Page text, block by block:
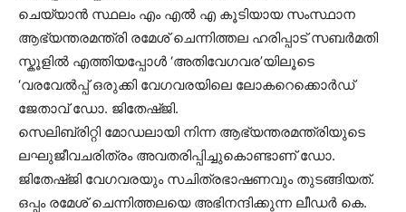
ചെയ്യാൻ സ്ഥലം എം എൽ എ കൂടിയായ സംസ്ഥാന
ആഭ്യന്തരമന്ത്രി രമേശ്‌ ചെന്നിത്തല ഹരിപ്പാട് സബർമതി
സ്കൂളിൽ എത്തിയപ്പോൾ ‘അതിവേഗവര’യിലൂടെ
‘വരവേൽപ്പ് ഒരുക്കി വേഗവരയിലെ ലോകറെക്കൊർഡ്
ജേതാവ് ഡോ. ജിതേഷ്ജി.
സെലിബ്രിറ്റി മോഡലായി നിന്ന ആഭ്യന്തരമന്ത്രിയുടെ
ലഘുജീവചരിത്രം അവതരിപ്പിച്ചുകൊണ്ടാണ് ഡോ.
ജിതേഷ്ജി വേഗവരയും സചിത്രഭാഷണവും തുടങ്ങിയത്.
ഒപ്പം രമേശ്‌ ചെന്നിത്തലയെ അഭിനന്ദിക്കുന്ന ലീഡർ കെ.